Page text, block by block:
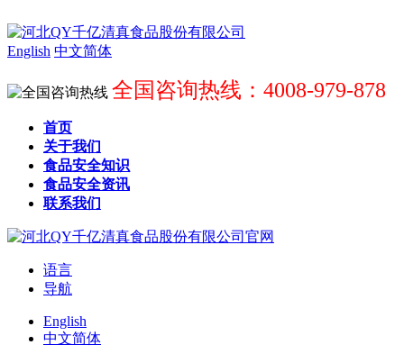
English 中文简体
全国咨询热线：4008-979-878
首页
关于我们
食品安全知识
食品安全资讯
联系我们
语言
导航
English
中文简体